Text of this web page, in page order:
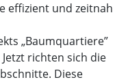
effizient und zeitnah
„Baumquartiere”
richten sich die
Diese